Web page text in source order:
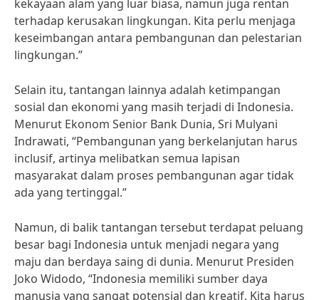
kekayaan alam yang luar biasa, namun juga rentan
terhadap kerusakan lingkungan. Kita perlu menjaga
keseimbangan antara pembangunan dan pelestarian
lingkungan.”
Selain itu, tantangan lainnya adalah ketimpangan
sosial dan ekonomi yang masih terjadi di Indonesia.
Menurut Ekonom Senior Bank Dunia, Sri Mulyani
Indrawati, “Pembangunan yang berkelanjutan harus
inclusif, artinya melibatkan semua lapisan
masyarakat dalam proses pembangunan agar tidak
ada yang tertinggal.”
Namun, di balik tantangan tersebut terdapat peluang
besar bagi Indonesia untuk menjadi negara yang
maju dan berdaya saing di dunia. Menurut Presiden
Joko Widodo, “Indonesia memiliki sumber daya
manusia yang sangat potensial dan kreatif. Kita harus